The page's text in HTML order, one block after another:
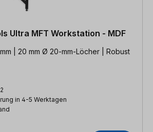
Ultra MFT Workstation - MDF
| 20 mm Ø 20-mm-Löcher | Robust
in 4-5 Werktagen